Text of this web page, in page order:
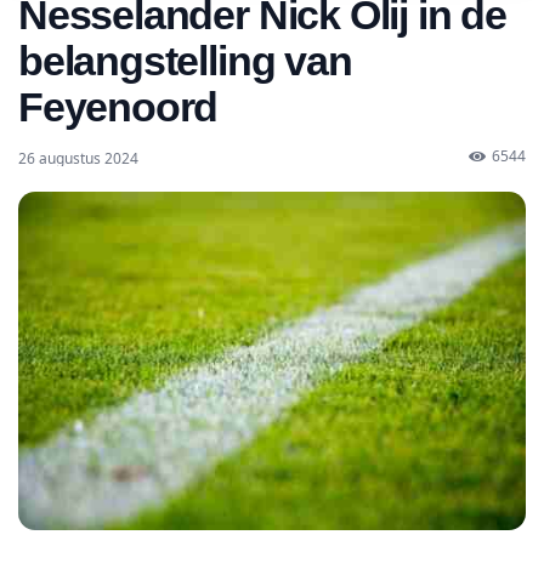
Nesselander Nick Olij in de
belangstelling van
Feyenoord
26 augustus 2024 6544